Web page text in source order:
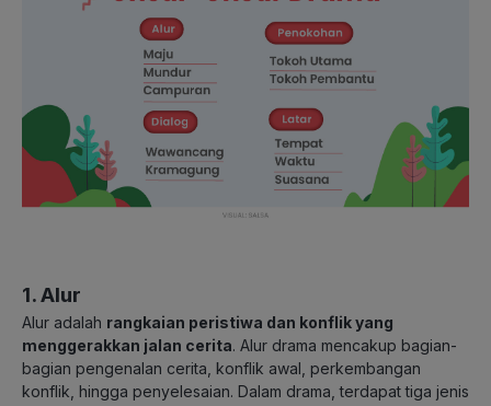
1. Alur
Alur adalah rangkaian peristiwa dan konflik yang
menggerakkan jalan cerita. Alur drama mencakup bagian-
bagian pengenalan cerita, konflik awal, perkembangan
konflik, hingga penyelesaian. Dalam drama, terdapat tiga jenis